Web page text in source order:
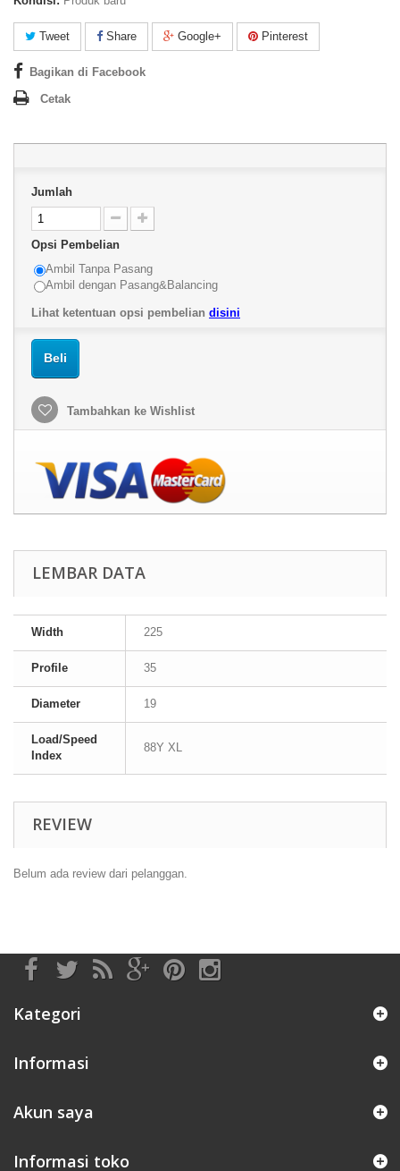
Tweet Share Google+ Pinterest
Bagikan di Facebook
Cetak
Jumlah
Opsi Pembelian
Ambil Tanpa Pasang
Ambil dengan Pasang&Balancing
Lihat ketentuan opsi pembelian disini
Beli
Tambahkan ke Wishlist
LEMBAR DATA
Width 225
Profile 35
Diameter 19
Load/Speed
Index
88Y XL
REVIEW
Belum ada review dari pelanggan.
Kategori
Informasi
Akun saya
Informasi toko